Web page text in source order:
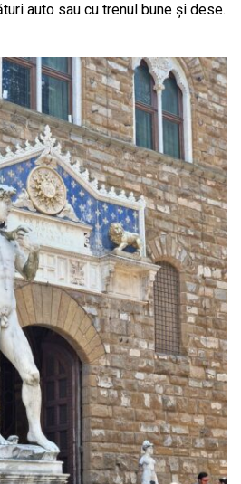
auto sau cu trenul bune și dese.